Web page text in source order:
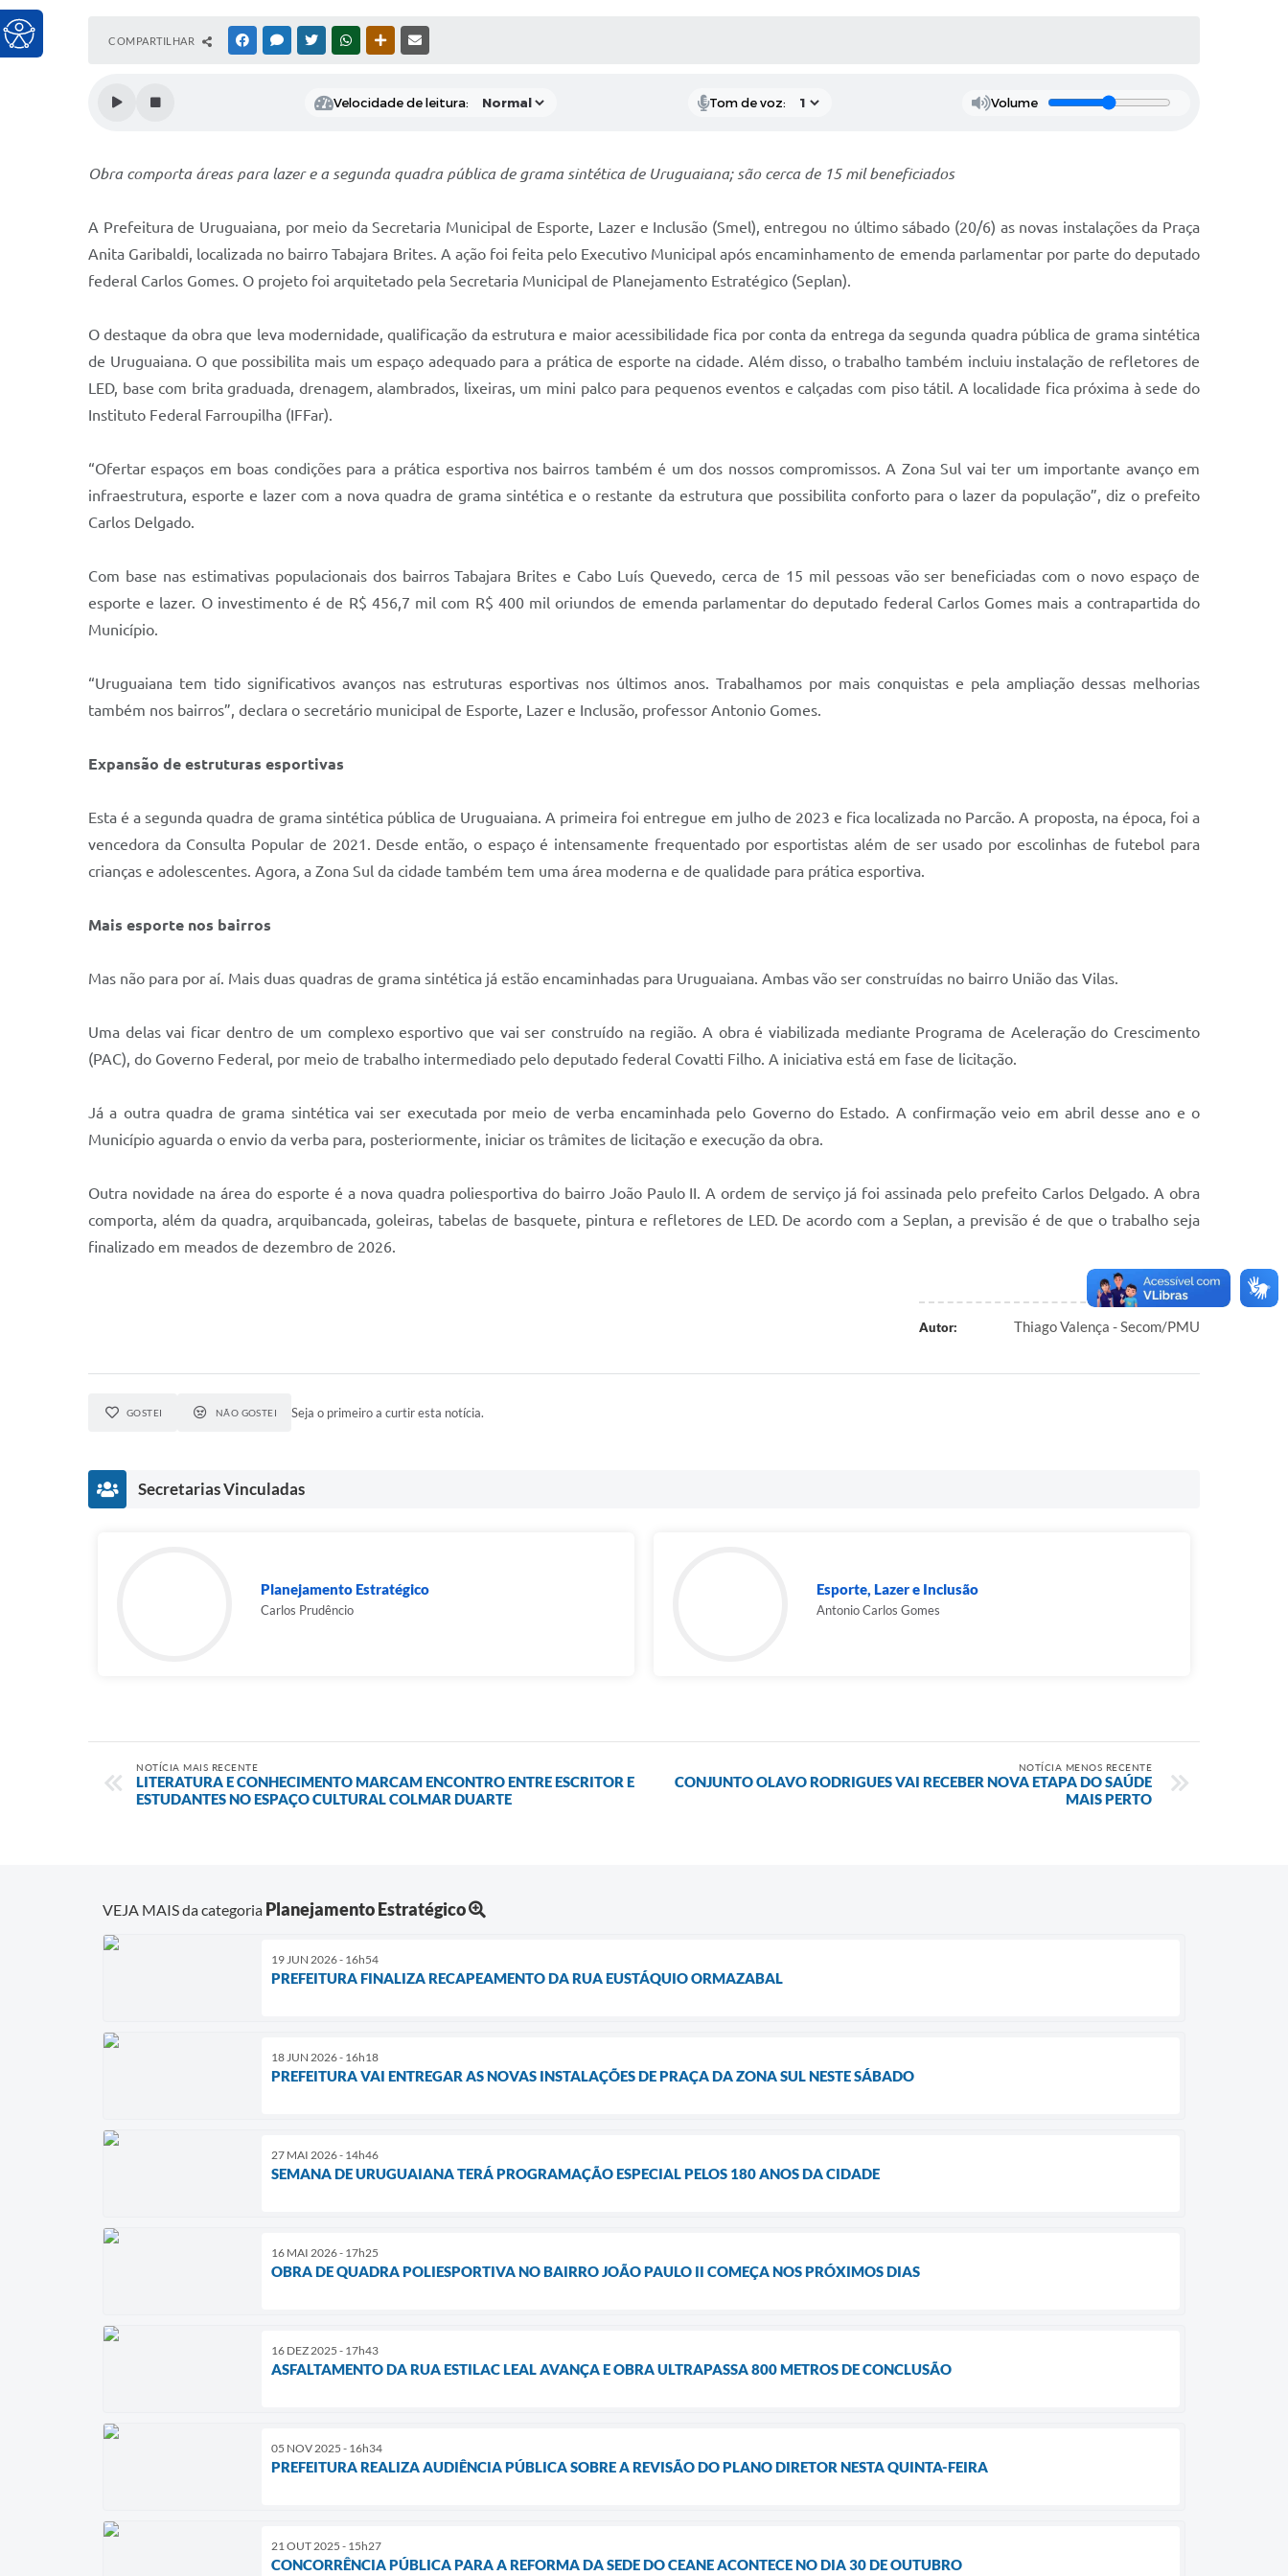
COMPARTILHAR FACEBOOKMESSENGER
TWITTERWHATSAPPOUTRAS MÍDIAS
Velocidade de leitura: Tom de voz: Volume
Obra comporta áreas para lazer e a segunda quadra pública de grama sintética de Uruguaiana; são cerca de 15 mil beneficiados
A Prefeitura de Uruguaiana, por meio da Secretaria Municipal de Esporte, Lazer e Inclusão (Smel), entregou no último sábado (20/6) as novas instalações da Praça
Anita Garibaldi, localizada no bairro Tabajara Brites. A ação foi feita pelo Executivo Municipal após encaminhamento de emenda parlamentar por parte do deputado
federal Carlos Gomes. O projeto foi arquitetado pela Secretaria Municipal de Planejamento Estratégico (Seplan).
O destaque da obra que leva modernidade, qualificação da estrutura e maior acessibilidade fica por conta da entrega da segunda quadra pública de grama sintética
de Uruguaiana. O que possibilita mais um espaço adequado para a prática de esporte na cidade. Além disso, o trabalho também incluiu instalação de refletores de
LED, base com brita graduada, drenagem, alambrados, lixeiras, um mini palco para pequenos eventos e calçadas com piso tátil. A localidade fica próxima à sede do
Instituto Federal Farroupilha (IFFar).
“Ofertar espaços em boas condições para a prática esportiva nos bairros também é um dos nossos compromissos. A Zona Sul vai ter um importante avanço em
infraestrutura, esporte e lazer com a nova quadra de grama sintética e o restante da estrutura que possibilita conforto para o lazer da população”, diz o prefeito
Carlos Delgado.
Com base nas estimativas populacionais dos bairros Tabajara Brites e Cabo Luís Quevedo, cerca de 15 mil pessoas vão ser beneficiadas com o novo espaço de
esporte e lazer. O investimento é de R$ 456,7 mil com R$ 400 mil oriundos de emenda parlamentar do deputado federal Carlos Gomes mais a contrapartida do
Município.
“Uruguaiana tem tido significativos avanços nas estruturas esportivas nos últimos anos. Trabalhamos por mais conquistas e pela ampliação dessas melhorias
também nos bairros”, declara o secretário municipal de Esporte, Lazer e Inclusão, professor Antonio Gomes.
Expansão de estruturas esportivas
Esta é a segunda quadra de grama sintética pública de Uruguaiana. A primeira foi entregue em julho de 2023 e fica localizada no Parcão. A proposta, na época, foi a
vencedora da Consulta Popular de 2021. Desde então, o espaço é intensamente frequentado por esportistas além de ser usado por escolinhas de futebol para
crianças e adolescentes. Agora, a Zona Sul da cidade também tem uma área moderna e de qualidade para prática esportiva.
Mais esporte nos bairros
Mas não para por aí. Mais duas quadras de grama sintética já estão encaminhadas para Uruguaiana. Ambas vão ser construídas no bairro União das Vilas.
Uma delas vai ficar dentro de um complexo esportivo que vai ser construído na região. A obra é viabilizada mediante Programa de Aceleração do Crescimento
(PAC), do Governo Federal, por meio de trabalho intermediado pelo deputado federal Covatti Filho. A iniciativa está em fase de licitação.
Já a outra quadra de grama sintética vai ser executada por meio de verba encaminhada pelo Governo do Estado. A confirmação veio em abril desse ano e o
Município aguarda o envio da verba para, posteriormente, iniciar os trâmites de licitação e execução da obra.
Outra novidade na área do esporte é a nova quadra poliesportiva do bairro João Paulo II. A ordem de serviço já foi assinada pelo prefeito Carlos Delgado. A obra
comporta, além da quadra, arquibancada, goleiras, tabelas de basquete, pintura e refletores de LED. De acordo com a Seplan, a previsão é de que o trabalho seja
finalizado em meados de dezembro de 2026.
Autor: Thiago Valença - Secom/PMU
GOSTEI NÃO GOSTEI Seja o primeiro a curtir esta notícia.
Secretarias Vinculadas
Planejamento Estratégico
Carlos Prudêncio
Esporte, Lazer e Inclusão
Antonio Carlos Gomes
NOTÍCIA MAIS RECENTE
LITERATURA E CONHECIMENTO MARCAM ENCONTRO ENTRE ESCRITOR E
ESTUDANTES NO ESPAÇO CULTURAL COLMAR DUARTE
NOTÍCIA MENOS RECENTE
CONJUNTO OLAVO RODRIGUES VAI RECEBER NOVA ETAPA DO SAÚDE
MAIS PERTO
VEJA MAIS da categoria Planejamento Estratégico
19 JUN 2026 - 16h54
PREFEITURA FINALIZA RECAPEAMENTO DA RUA EUSTÁQUIO ORMAZABAL
18 JUN 2026 - 16h18
PREFEITURA VAI ENTREGAR AS NOVAS INSTALAÇÕES DE PRAÇA DA ZONA SUL NESTE SÁBADO
27 MAI 2026 - 14h46
SEMANA DE URUGUAIANA TERÁ PROGRAMAÇÃO ESPECIAL PELOS 180 ANOS DA CIDADE
16 MAI 2026 - 17h25
OBRA DE QUADRA POLIESPORTIVA NO BAIRRO JOÃO PAULO II COMEÇA NOS PRÓXIMOS DIAS
16 DEZ 2025 - 17h43
ASFALTAMENTO DA RUA ESTILAC LEAL AVANÇA E OBRA ULTRAPASSA 800 METROS DE CONCLUSÃO
05 NOV 2025 - 16h34
PREFEITURA REALIZA AUDIÊNCIA PÚBLICA SOBRE A REVISÃO DO PLANO DIRETOR NESTA QUINTA-FEIRA
21 OUT 2025 - 15h27
CONCORRÊNCIA PÚBLICA PARA A REFORMA DA SEDE DO CEANE ACONTECE NO DIA 30 DE OUTUBRO